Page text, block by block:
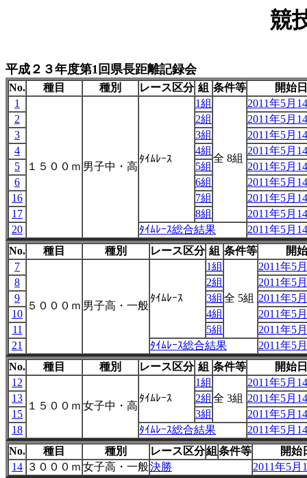
競
平成２３年度第1回県長距離記録会
No. 種目 種別 レース区分 組 条件等
開始
1
１５００ｍ 男子中・高
ﾀｲﾑﾚｰｽ
1組
全 8組
2011年5月
2
2組
2011年5月
3
3組
2011年5月
4
4組
2011年5月
5
5組
2011年5月
6
6組
2011年5月
16
7組
2011年5月
17
8組
2011年5月
20
ﾀｲﾑﾚｰｽ総合結果
2011年5月
No.
種目 種別 レース区分 組 条件等
開
7
５０００ｍ 男子高・一般
ﾀｲﾑﾚｰｽ
1組
全 5組
2011年5
8
2組
2011年5
9
3組
2011年5
10
4組
2011年5
11
5組
2011年5
21
ﾀｲﾑﾚｰｽ総合結果
2011年5
No.
種目 種別 レース区分 組 条件等
開始
12
１５００ｍ 女子中・高
ﾀｲﾑﾚｰｽ
1組
全 3組
2011年5月
13
2組
2011年5月
15
3組
2011年5月
18
ﾀｲﾑﾚｰｽ総合結果
2011年5月
No.
種目 種別 レース区分組 条件等
開始
14 ３０００ｍ 女子高・一般決勝 2011年5月